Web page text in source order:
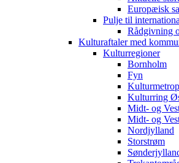
Europæisk
Pulje til
Rådgivning
Kulturaftaler med
Kulturregioner
Bornholm
Fyn
Kulturring
Midt- og
Midt- og
Nordjylland
Storstrøm